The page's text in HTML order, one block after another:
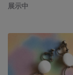
展示中